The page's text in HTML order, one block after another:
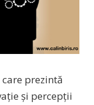
prezintă
și percepții